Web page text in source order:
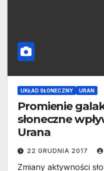
UKŁAD SŁONECZNY URAN
Promienie
słoneczne
Urana
22 GRUDNIA 2017
Zmiany aktywności